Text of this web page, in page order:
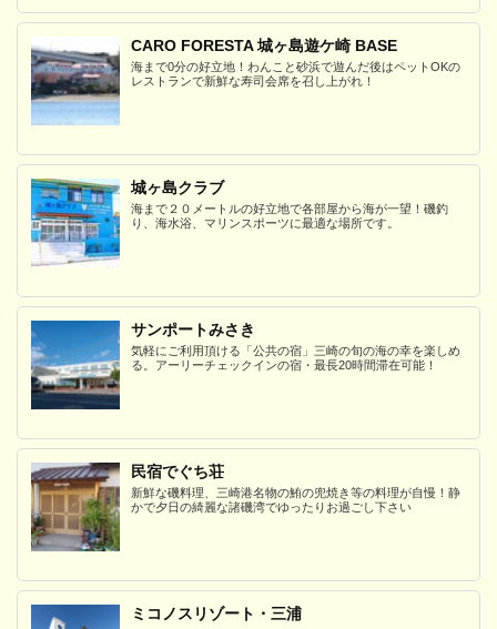
CARO FORESTA 城ヶ島遊ケ崎 BASE
海まで0分の好立地！わんこと砂浜で遊んだ後はペットOKの
レストランで新鮮な寿司会席を召し上がれ！
城ヶ島クラブ
海まで２０メートルの好立地で各部屋から海が一望！磯釣
り、海水浴、マリンスポーツに最適な場所です。
サンポートみさき
気軽にご利用頂ける「公共の宿」三崎の旬の海の幸を楽しめ
る。アーリーチェックインの宿・最長20時間滞在可能！
民宿でぐち荘
新鮮な磯料理、三崎港名物の鮪の兜焼き等の料理が自慢！静
かで夕日の綺麗な諸磯湾でゆったりお過ごし下さい
ミコノスリゾート・三浦